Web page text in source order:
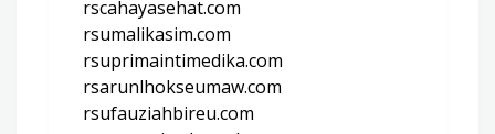
rscahayasehat.com
rsumalikasim.com
rsuprimaintimedika.com
rsarunlhokseumaw.com
rsufauziahbireu.com